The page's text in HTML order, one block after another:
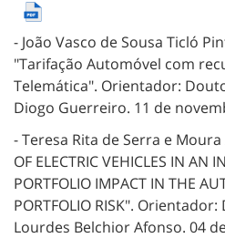
- João Vasco de Sousa Ticló
"Tarifação Automóvel com
Telemática". Orientador:
Diogo Guerreiro. 11 de
- Teresa Rita de Serra e Moura
OF ELECTRIC VEHICLES IN AN
PORTFOLIO IMPACT IN THE
PORTFOLIO RISK". Orientador:
Lourdes Belchior Afonso. 04